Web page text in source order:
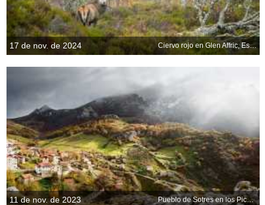
17 de nov. de 2024 Ciervo rojo en Glen Affric, Escocia, Reino Unido
11 de nov. de 2023 Pueblo de Sotres en los Picos de Europa, Asturias, España